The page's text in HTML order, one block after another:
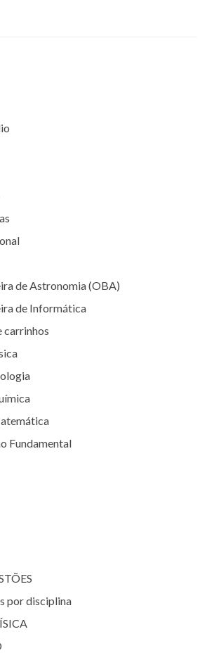
de Astronomia (OBA)
de Informática
carrinhos
Fundamental
por disciplina